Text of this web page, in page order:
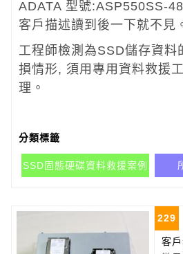
ADATA 型號:ASP550SS-
客戶描述讀到後一下就不見
工程師檢測為SSD儲存資料
損情形, 須用專用資料救援
理。
分類標籤
SSD固態硬碟資料救援案例
229
客